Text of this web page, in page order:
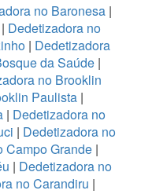
no Baronesa|
| Dedetizadora no
| Dedetizadora
da Saúde |
no Brooklin
Paulista|
| Dedetizadora no
| Dedetizadora no
Campo Grande |
| Dedetizadora no
no Carandiru |